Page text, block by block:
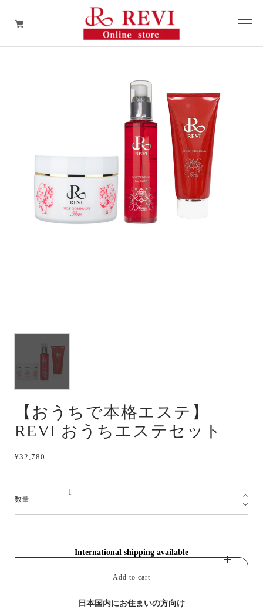
その他
【おうちで本格エステ】
REVI おうちエステセット
¥32,780
数量
International shipping available
Add to cart
日本国内にお住まいの方向け